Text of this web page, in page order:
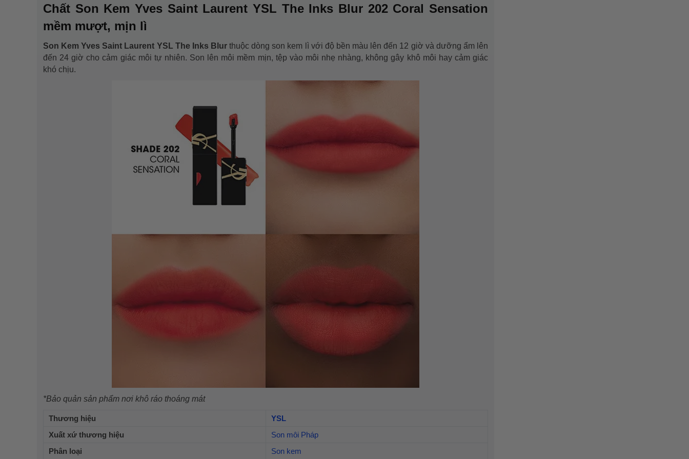
Chất Son Kem Yves Saint Laurent YSL The Inks Blur 202 Coral Sensation
mềm mượt, mịn lì
Son Kem Yves Saint Laurent YSL The Inks Blurthuộc dòng son kem lì với độ bền màu lên đến 12 giờ và dưỡng ẩm lên
đến 24 giờ cho cảm giác môi tự nhiên. Son lên môi mềm mịn, tệp vào môi nhẹ nhàng, không gây khô môi hay cảm giác
khó chịu.
*Bảo quản sản phẩm nơi khô ráo thoáng mát
Thương hiệu
YSL
Xuất xứ thương hiệu
Son môi Pháp
Phân loại
Son kem